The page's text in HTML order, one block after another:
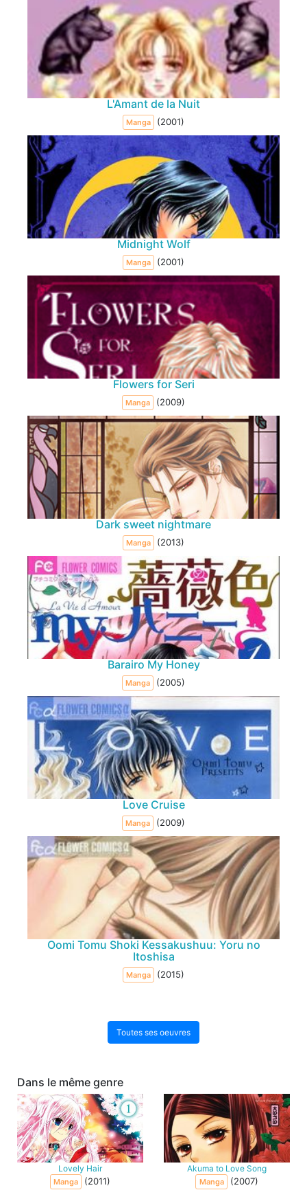
L'Amant de la Nuit
Manga (2001)
Midnight Wolf
Manga (2001)
Flowers for Seri
Manga (2009)
Dark sweet nightmare
Manga (2013)
Barairo My Honey
Manga (2005)
Love Cruise
Manga (2009)
Oomi Tomu Shoki Kessakushuu: Yoru no
Itoshisa
Manga (2015)
Toutes ses oeuvres
Dans le même genre
Lovely Hair
Manga (2011)
Akuma to Love Song
Manga (2007)